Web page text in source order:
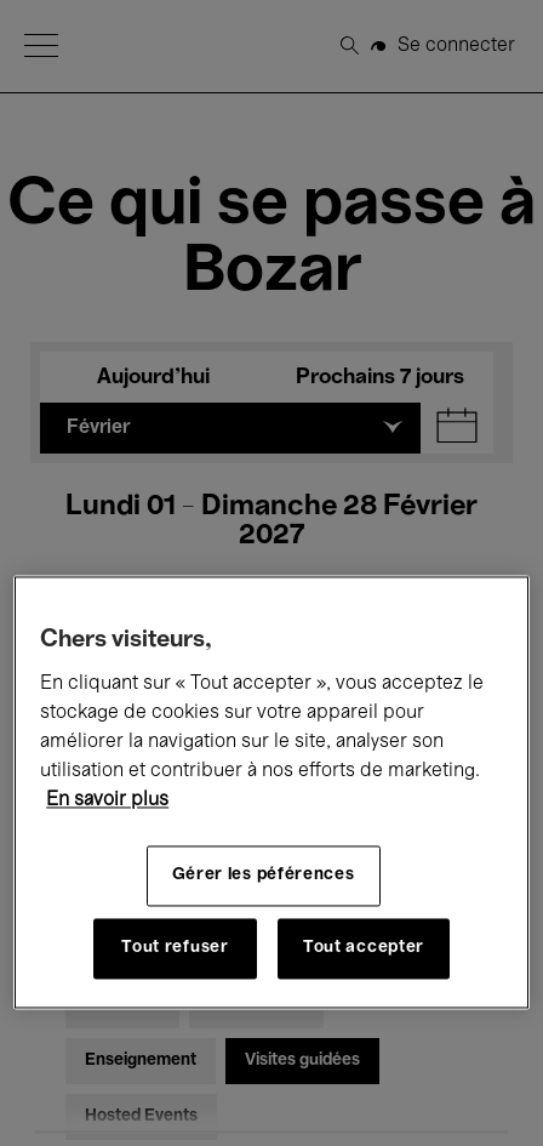
Open Menu
Rechercher
Se connecter
Ce qui se passe à
Bozar
Aujourd'hui Prochains 7 jours
Février
Lundi 01 - Dimanche 28 Février
2027
Tous les événements Concerts
Expositions Films Performances
Rencontres & Débats
Musique classique Global Music
Musique électronique
Pour tous Kids’ Palace
Enseignement Visites guidées
Hosted Events
Chers visiteurs,
En cliquant sur « Tout accepter », vous acceptez le
stockage de cookies sur votre appareil pour
améliorer la navigation sur le site, analyser son
utilisation et contribuer à nos efforts de marketing.
En savoir plus
Gérer les péférences
Tout refuser Tout accepter